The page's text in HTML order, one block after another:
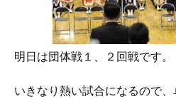
明日は団体戦１、２回戦です。
いきなり熱い試合になるので